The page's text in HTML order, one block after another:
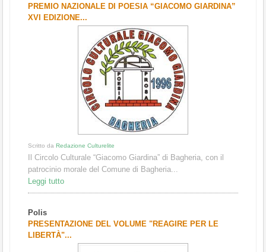
PREMIO NAZIONALE DI POESIA “GIACOMO GIARDINA”
XVI EDIZIONE...
Scritto da Redazione Culturelite
Il Circolo Culturale “Giacomo Giardina” di Bagheria, con il
patrocinio morale del Comune di Bagheria...
Leggi tutto
Polis
PRESENTAZIONE DEL VOLUME "REAGIRE PER LE
LIBERTÀ"...